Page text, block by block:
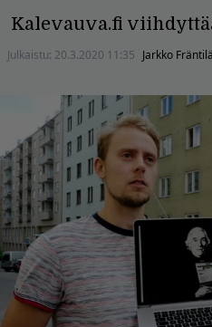
Kalevauva.fi
Julkaistu: 20.3.2020 11:35 Jarkko Fräntilä